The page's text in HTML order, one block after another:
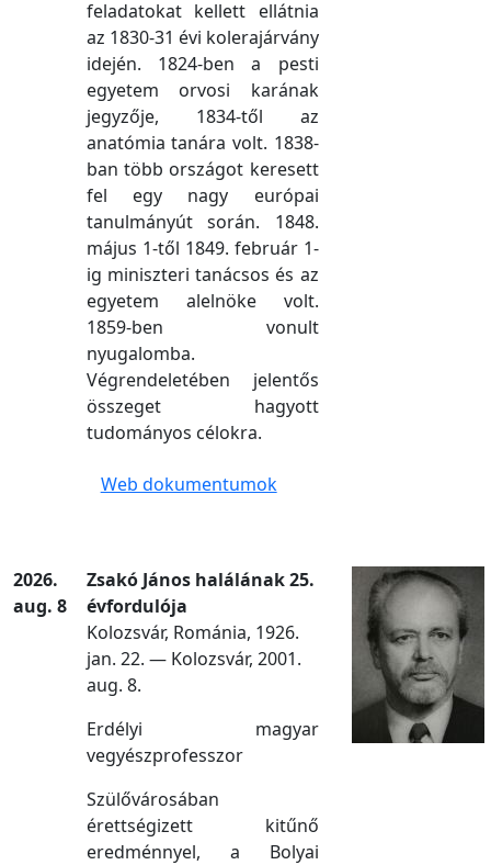
feladatokat kellett ellátnia
az 1830-31 évi kolerajárvány
idején. 1824-ben a pesti
egyetem orvosi karának
jegyzője, 1834-től az
anatómia tanára volt. 1838-
ban több országot keresett
fel egy nagy európai
tanulmányút során. 1848.
május 1-től 1849. február 1-
ig miniszteri tanácsos és az
egyetem alelnöke volt.
1859-ben vonult
nyugalomba.
Végrendeletében jelentős
összeget hagyott
tudományos célokra.
Web dokumentumok
2026.
aug. 8
Zsakó János halálának 25.
évfordulója
Kolozsvár, Románia, 1926.
jan. 22. — Kolozsvár, 2001.
aug. 8.
Erdélyi magyar
vegyészprofesszor
Szülővárosában
érettségizett kitűnő
eredménnyel, a Bolyai